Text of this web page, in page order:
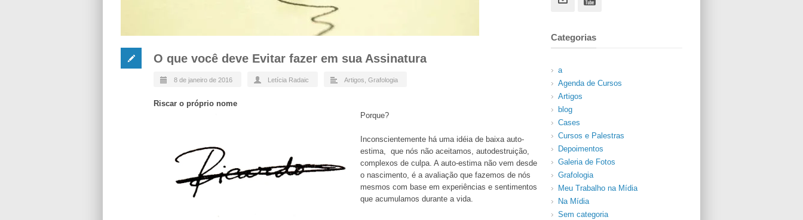
O que você deve Evitar fazer em sua Assinatura
8 de janeiro de 2016 Letícia Radaic Artigos Grafologia
Riscar o próprio nome
Porque?
Inconscientemente há uma idéia de baixa auto-
estima, que nós não aceitamos, autodestruição,
complexos de culpa. A auto-estima não vem desde
o nascimento, é a avaliação que fazemos de nós
mesmos com base em experiências e sentimentos
que acumulamos durante a vida.
Categorias
a
Agenda de Cursos
Artigos
blog
Cases
Cursos e Palestras
Depoimentos
Galeria de Fotos
Grafologia
Meu Trabalho na Mídia
Na Mídia
Sem categoria